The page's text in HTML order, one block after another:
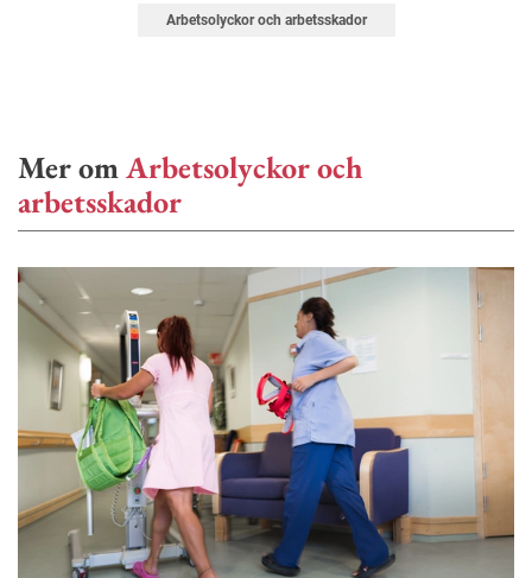
Arbetsolyckor och arbetsskador
Mer omArbetsolyckor och
arbetsskador